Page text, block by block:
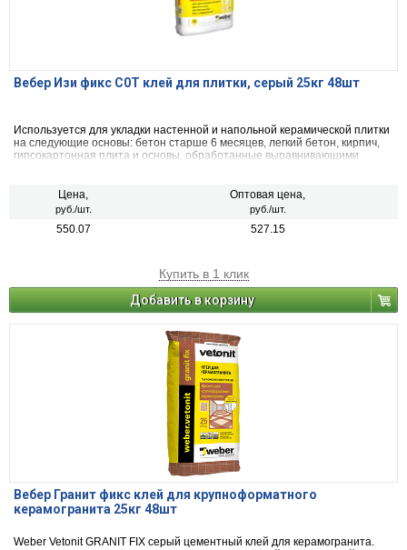
Вебер Изи фикс C0Т клей для плитки, серый 25кг 48шт
Используется для укладки настенной и напольной керамической плитки
на следующие основы: бетон старше 6 месяцев, легкий бетон, кирпич,
гипсокартонная плита и основы, обработанные выравнивающими
Цена,
руб./шт.
Оптовая цена,
руб./шт.
550.07 527.15
Купить в 1 клик
Добавить в корзину
Вебер Гранит фикс клей для крупноформатного
керамогранита 25кг 48шт
Weber Vetonit GRANIT FIX серый цементный клей для керамогранита.